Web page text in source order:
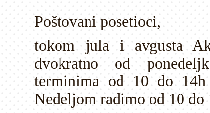
Poštovani posetioci,
tokom jula i avgusta
dvokratno od
terminima od 10 do
Nedeljom radimo od 10 do